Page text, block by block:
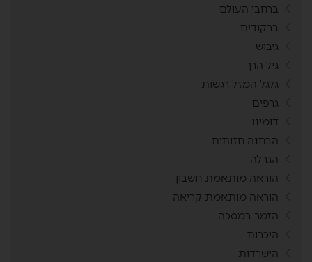
ברחבי העולם
ברקודים
גיבוש
גיל הרך
גלגל המזל רגשות
גרפים
דומינו
הבחנה חזותית
הגרלה
הוראה מותאמת חשבון
הוראה מותאמת קריאה
הזמר במסכה
היכרות
הישרדות